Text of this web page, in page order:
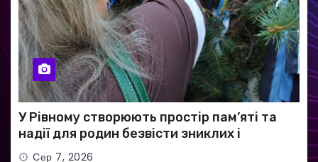
У Рівному створюють простір пам’яті та
надії для родин безвісти зниклих і
полонених військових
Сер 7, 2026